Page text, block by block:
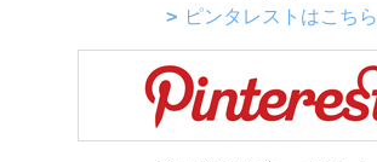
ピンタレストはこちら